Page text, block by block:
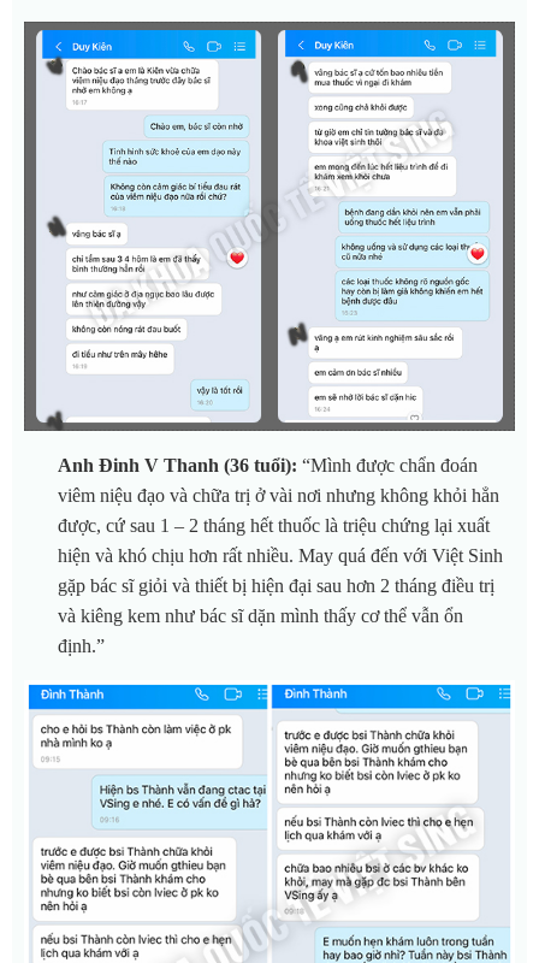
Anh Đinh V Thanh (36 tuổi): “Mình được chẩn đoán
viêm niệu đạo và chữa trị ở vài nơi nhưng không khỏi hẳn
được, cứ sau 1 – 2 tháng hết thuốc là triệu chứng lại xuất
hiện và khó chịu hơn rất nhiều. May quá đến với Việt Sinh
gặp bác sĩ giỏi và thiết bị hiện đại sau hơn 2 tháng điều trị
và kiêng kem như bác sĩ dặn mình thấy cơ thể vẫn ổn
định.”